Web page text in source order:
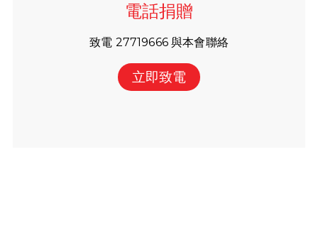
電話捐贈
致電 27719666 與本會聯絡
立即致電